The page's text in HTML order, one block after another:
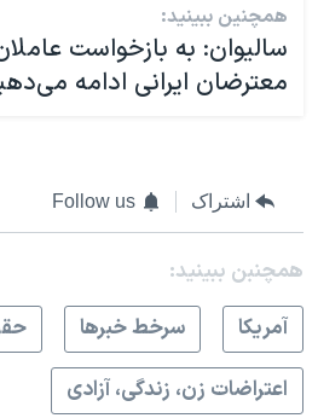
همچنین ببینید:
سالیوان: به بازخواست
معترضان ایرانی ادامه
اشتراک Follow us
همچنبن ببینید:
آمريکا
سرخط خبرها
اعتراضات زن، زندگی، آزادی